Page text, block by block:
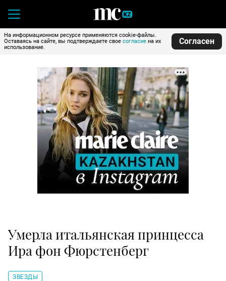
На информационном ресурсе применяются cookie-файлы.
Оставаясь на сайте, вы подтверждаете свое согласие на их
использование.
Согласен
Умерла итальянская принцесса
Ира фон Фюрстенберг
ЗВЕЗДЫ